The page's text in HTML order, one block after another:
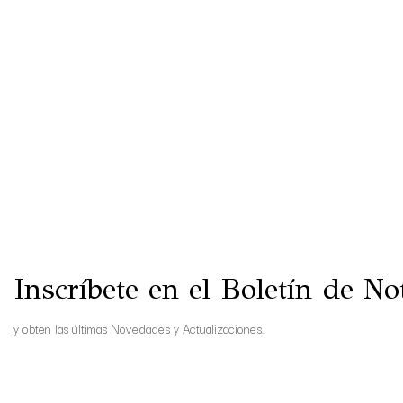
Inscríbete en el Boletín de
y obten las últimas Novedades y Actualizaciones.